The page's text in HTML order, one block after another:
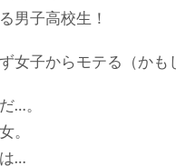
男子高校生！
女子からモテる（か
…。
。
…